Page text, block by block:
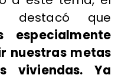
destacó que
especialmente
nuestras metas
viviendas. Ya